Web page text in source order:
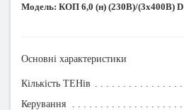
Модель: КОП 6,0 (н) (230В)/(3х400В) D
Основні характеристики
Кількість ТЕНів
Керування